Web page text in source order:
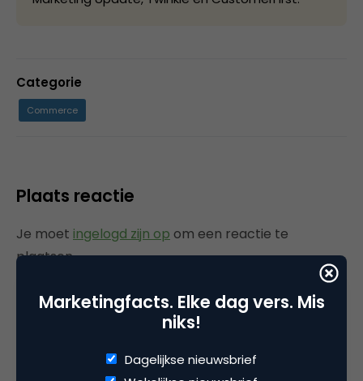
Categorie
Commerce
Plaats reactie
Je moet ingelogd zijn op om een reactie te
plaatsen.
Marketingfacts. Elke dag vers. Mis
niks!
Dagelijkse nieuwsbrief